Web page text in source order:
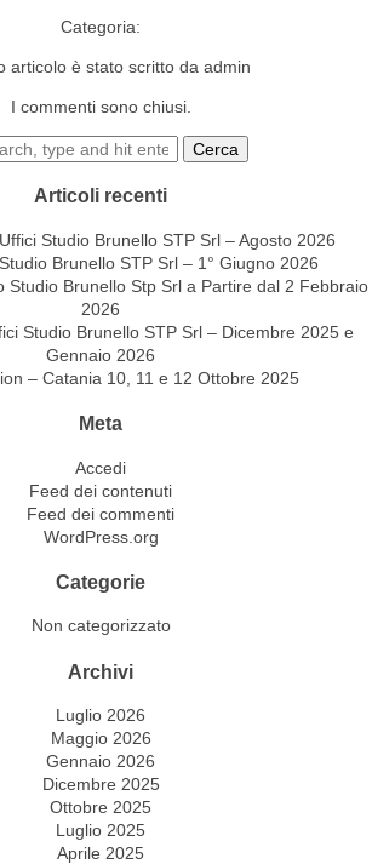
Categoria:
articolo è stato scritto da admin
I commenti sono chiusi.
Cerca
Articoli recenti
Studio Brunello STP Srl – Agosto 2026
Brunello STP Srl – 1° Giugno 2026
Studio Brunello Stp Srl a Partire dal 2 Febbraio
2026
Studio Brunello STP Srl – Dicembre 2025 e
Gennaio 2026
– Catania 10, 11 e 12 Ottobre 2025
Meta
Accedi
Feed dei contenuti
Feed dei commenti
WordPress.org
Categorie
Non categorizzato
Archivi
Luglio 2026
Maggio 2026
Gennaio 2026
Dicembre 2025
Ottobre 2025
Luglio 2025
Aprile 2025